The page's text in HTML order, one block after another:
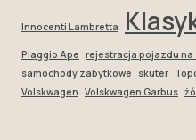
Innocenti Lambretta
Piaggio Ape rejestracja pojazdu na
samochody zabytkowe
skuter
Volskwagen Volskwagen Garbus